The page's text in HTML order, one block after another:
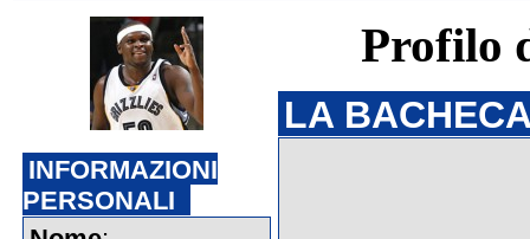
INFORMAZIONI
PERSONALI
Profilo
LA